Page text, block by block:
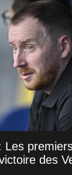
Les
des